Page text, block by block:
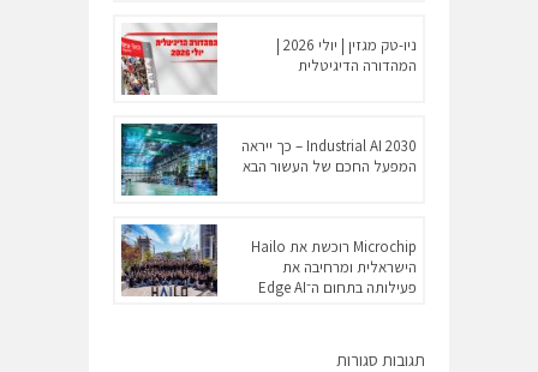
ניו-טק מגזין | יולי 2026 |
המהדורה הדיגיטלית
Industrial AI 2030 – כך ייראה
המפעל החכם של העשור הבא
Microchip רוכשת את Hailo
הישראלית ומרחיבה את
פעילותה בתחום ה־Edge AI
תגובות סגורות